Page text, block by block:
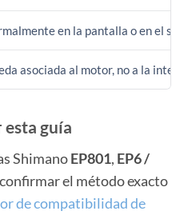
en la pantalla o en el
asociada al motor, no a la
guía
ShimanoEP801, EP6 /
el método exacto
de compatibilidad de